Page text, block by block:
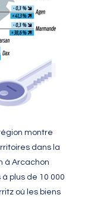
montre
dans la
à Arcachon
plus de 10 000
où les biens